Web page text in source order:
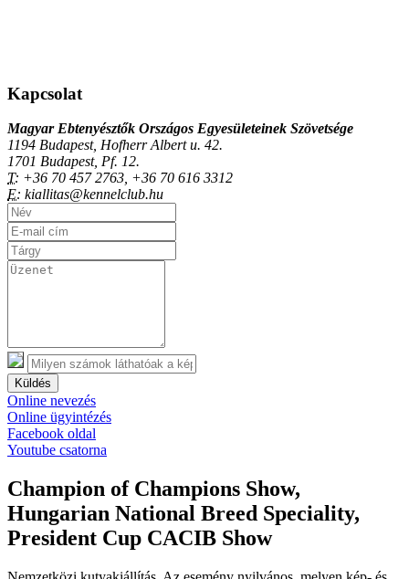
Kapcsolat
Magyar Ebtenyésztők Országos Egyesületeinek Szövetsége
1194 Budapest, Hofherr Albert u. 42.
1701 Budapest, Pf. 12.
T: +36 70 457 2763, +36 70 616 3312
E: kiallitas@kennelclub.hu
Küldés
Online nevezés
Online ügyintézés
Facebook oldal
Youtube csatorna
Champion of Champions Show,
Hungarian National Breed Speciality,
President Cup CACIB Show